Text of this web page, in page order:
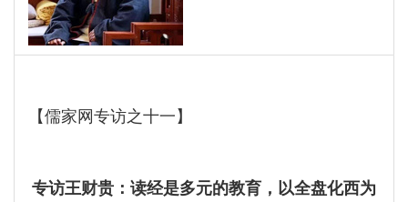
【儒家网专访之十一】
专访王财贵：读经是多元的教育，以全盘化西为